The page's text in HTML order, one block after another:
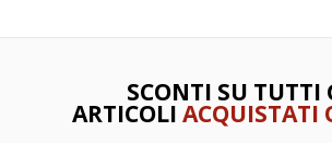
SCONTI SU TUTTI
ARTICOLI ACQUISTATI